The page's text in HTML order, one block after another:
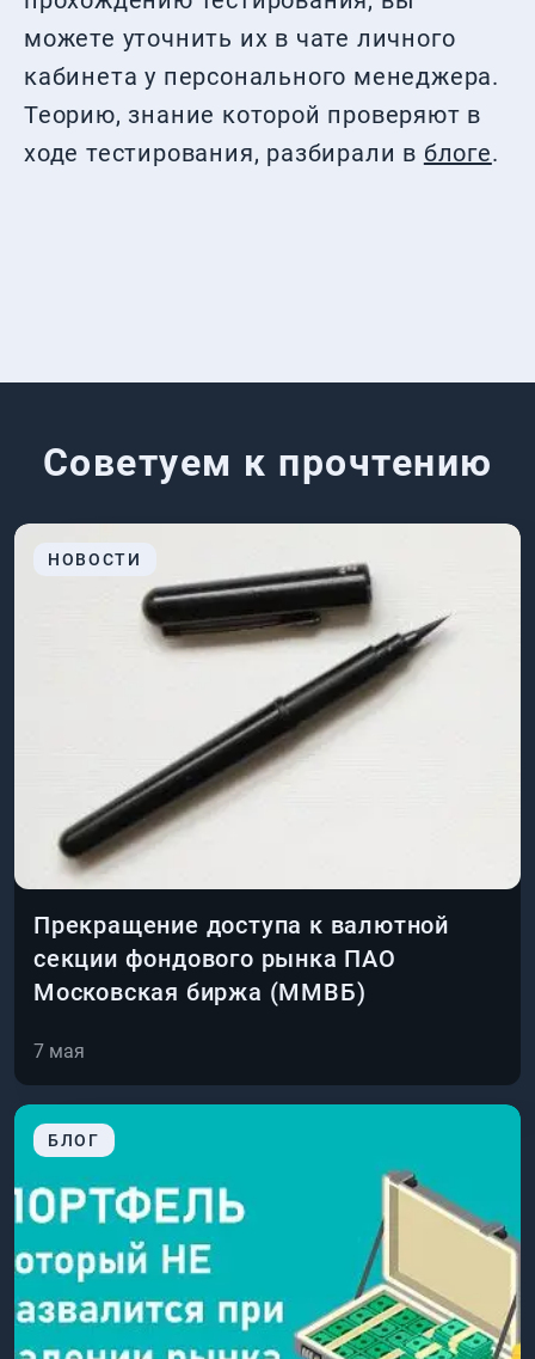
можете уточнить их в чате личного
кабинета у персонального менеджера.
Теорию, знание которой проверяют в
ходе тестирования, разбирали в блоге.
Советуем к прочтению
НОВОСТИ
Прекращение доступа к валютной
секции фондового рынка ПАО
Московская биржа (ММВБ)
7 мая
БЛОГ